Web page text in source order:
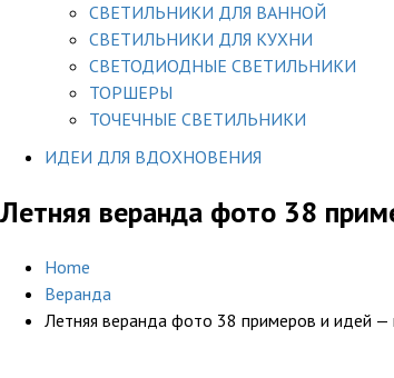
СВЕТИЛЬНИКИ ДЛЯ ВАННОЙ
СВЕТИЛЬНИКИ ДЛЯ КУХНИ
СВЕТОДИОДНЫЕ СВЕТИЛЬНИКИ
ТОРШЕРЫ
ТОЧЕЧНЫЕ СВЕТИЛЬНИКИ
ИДЕИ ДЛЯ ВДОХНОВЕНИЯ
Летняя веранда фото 38
Home
Веранда
Летняя веранда фото 38 примеров и идей